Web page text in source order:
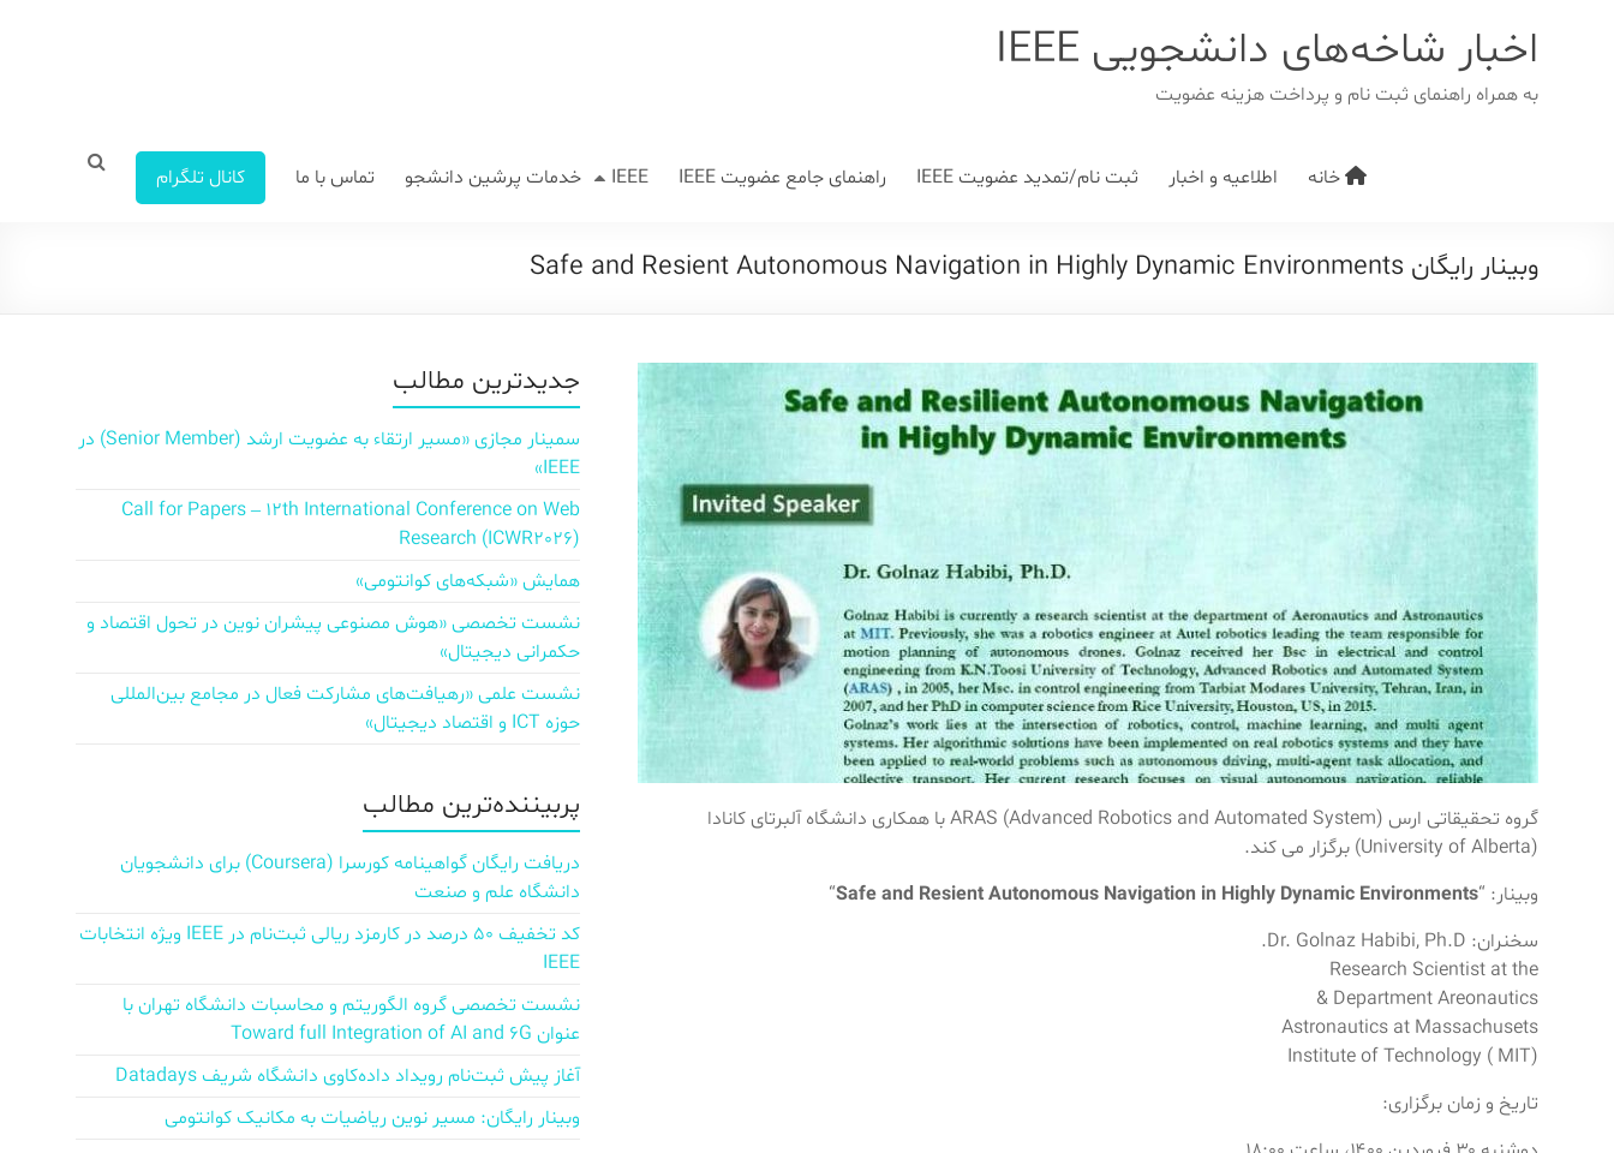
اخبار شاخه‌های دانشجویی IEEE
به همراه راهنمای ثبت نام و پرداخت هزینه عضویت
خانه اطلاعیه و اخبار ثبت نام/تمدید عضویت IEEE راهنمای جامع عضویت IEEE IEEE خدمات پرشین دانشجو تماس با ما کانال تلگرام
وبینار رایگان Safe and Resient Autonomous Navigation in Highly Dynamic Environments
گروه تحقیقاتی ارس ARAS (Advanced Robotics and Automated System) با همکاری دانشگاه آلبرتای کانادا
(University of Alberta) برگزار می کند.
وبینار: “Safe and Resient Autonomous Navigation in Highly Dynamic Environments
“
سخنران: Dr. Golnaz Habibi, Ph.D.
Research Scientist at the
Department Areonautics &
Astronautics at Massachusets
Institute of Technology ( MIT)
تاریخ و زمان برگزاری:
جدیدترین مطالب
سمینار مجازی «مسیر ارتقاء به عضویت ارشد (Senior Member) در
IEEE»
Call for Papers – 12th International Conference on Web
Research (ICWR2026)
همایش «شبکه‌های کوانتومی»
نشست تخصصی «هوش مصنوعی پیشران نوین در تحول اقتصاد و
حکمرانی دیجیتال»
نشست علمی «رهیافت‌های مشارکت فعال در مجامع بین‌المللی
حوزه ICT و اقتصاد دیجیتال»
پربیننده‌ترین مطالب
دریافت رایگان گواهینامه کورسرا (Coursera) برای دانشجویان
دانشگاه علم و صنعت
کد تخفیف ۵۰ درصد در کارمزد ریالی ثبت‌نام در IEEE ویژه انتخابات
IEEE
نشست تخصصی گروه الگوریتم و محاسبات دانشگاه تهران با
عنوان Toward full Integration of AI and 6G
آغاز پیش‌ ثبت‌نام رویداد داده‌کاوی دانشگاه شریف Datadays
وبینار رایگان: مسیر نوین ریاضیات به مکانیک کوانتومی